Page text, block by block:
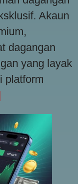
Akaun
dagangan
yang layak
platform